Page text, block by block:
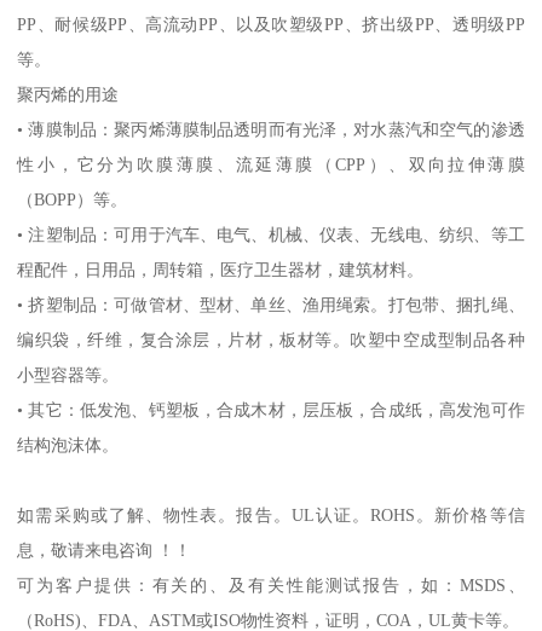
PP 、耐候级PP 、高流动PP 、以及吹塑级PP 、挤出级PP 、透明级PP
等。
聚丙烯的用途
•薄膜制品：聚丙烯薄膜制品透明而有光泽，对水蒸汽和空气的渗透
性小，它分为吹膜薄膜、流延薄膜（CPP ）、双向拉伸薄膜
（BOPP ）等。
•注塑制品：可用于汽车、电气、机械、仪表、无线电、纺织、等工
程配件，日用品，周转箱，医疗卫生器材，建筑材料。
•挤塑制品：可做管材、型材、单丝、渔用绳索。打包带、捆扎绳、
编织袋，纤维，复合涂层，片材，板材等。吹塑中空成型制品各种
小型容器等。
•其它：低发泡、钙塑板，合成木材，层压板，合成纸，高发泡可作
结构泡沫体。
如需采购或了解、物性表。报告。 UL认证。ROHS 。新价格等信
息，敬请来电咨询 ！！
可为客户提供：有关的、及有关性能测试报告，如： MSDS
（RoHS) 、FDA ASTM或ISO物性资料，证明，COA ，UL黄卡等。